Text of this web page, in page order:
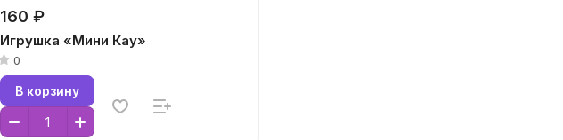
160 ₽
Игрушка «Мини Кау»
0
В корзину